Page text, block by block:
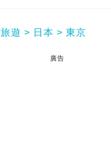
旅遊 日本 東京
廣告